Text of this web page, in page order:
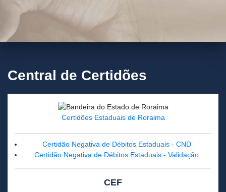
Central de Certidões
Certidões Estaduais de Roraima
Certidão Negativa de Débitos Estaduais - CND
Certidão Negativa de Débitos Estaduais - Validação
CEF